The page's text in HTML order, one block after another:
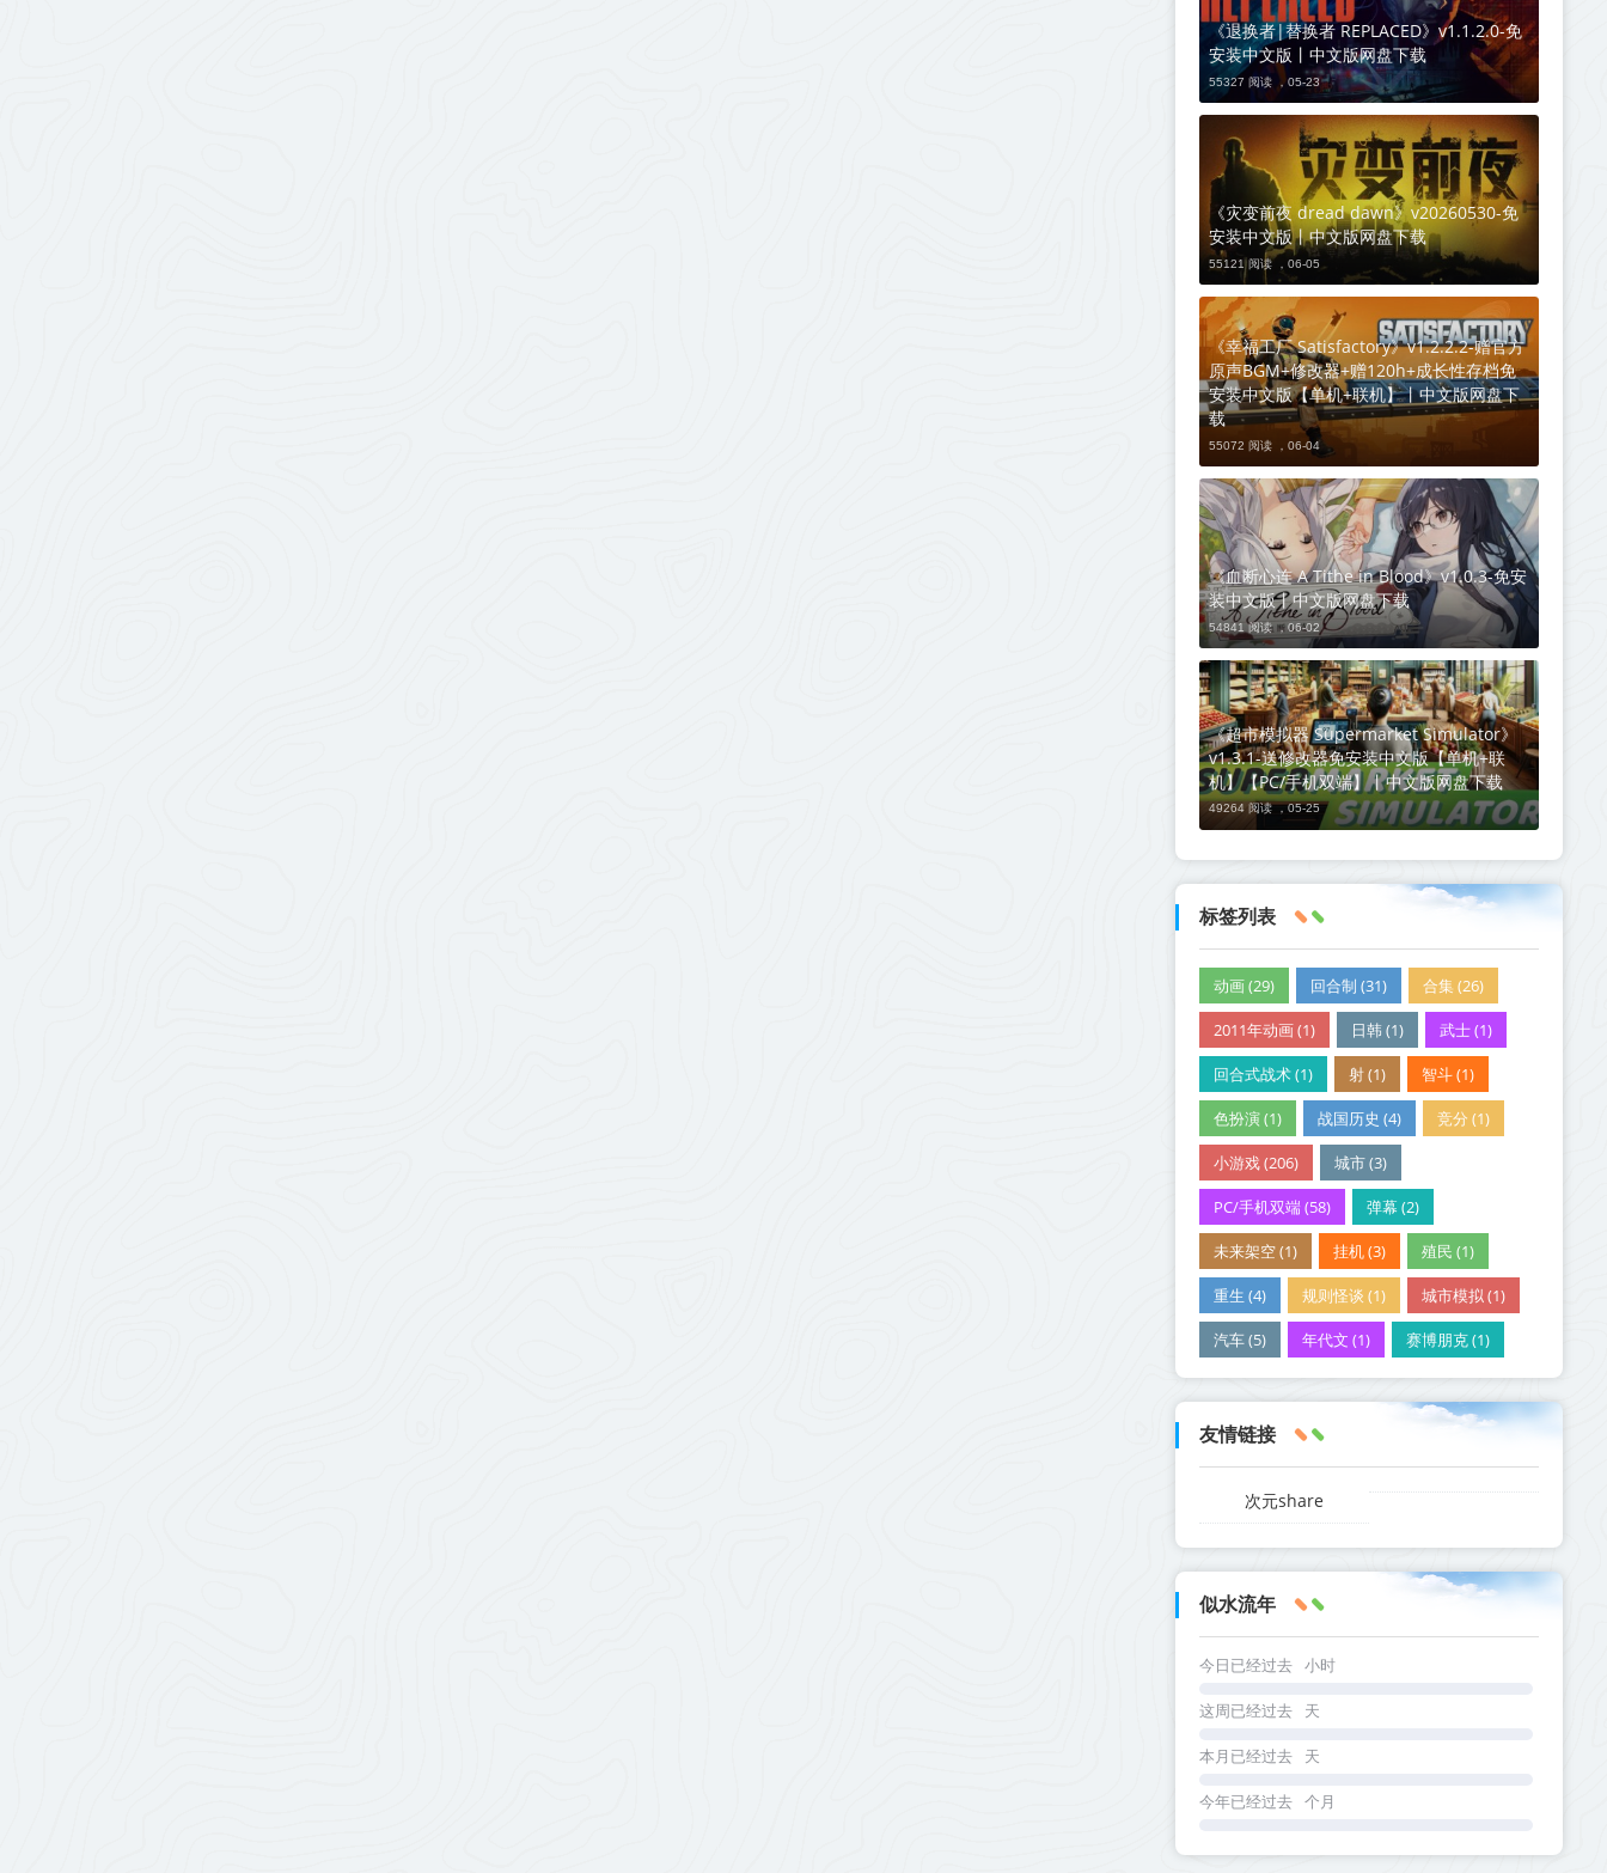
《退换者|替换者 REPLACED》v1.1.2.0-免
安装中文版丨中文版网盘下载
55327 阅读 ，05-23
《灾变前夜 dread dawn》v20260530-免
安装中文版丨中文版网盘下载
55121 阅读 ， 06-05
《幸福工厂 Satisfactory》v1.2.2.2-赠官方
原声BGM+修改器+赠120h+成长性存档免
安装中文版【单机+联机】丨中文版网盘下
载
55072 阅读 ， 06-04
《血断心连 A Tithe in Blood》v1.0.3-免安
装中文版丨中文版网盘下载
54841 阅读 ，06-02
《超市模拟器 Supermarket Simulator》
v1.3.1-送修改器免安装中文版【单机+联
机】【PC/手机双端】丨中文版网盘下载
49264 阅读 ，05-25
标签列表
动画 (29) 回合制 (31) 合集 (26)
2011年动画 (1) 日韩 (1) 武士 (1)
回合式战术 (1) 射 (1) 智斗 (1)
色扮演 (1) 战国历史 (4) 竞分 (1)
小游戏 (206) 城市 (3)
PC/手机双端 (58) 弹幕 (2)
未来架空 (1) 挂机 (3) 殖民 (1)
重生 (4) 规则怪谈 (1) 城市模拟 (1)
汽车 (5) 年代文 (1) 赛博朋克 (1)
友情链接
次元share
似水流年
今日已经过去 小时
这周已经过去 天
本月已经过去 天
今年已经过去 个月